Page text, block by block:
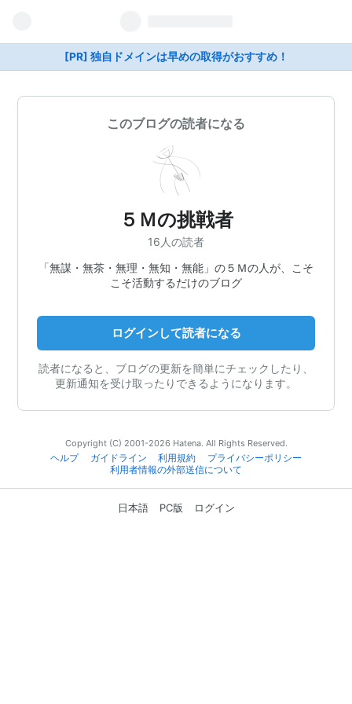
[PR] 独自ドメインは早めの取得がおすすめ！
このブログの読者になる
５Ｍの挑戦者
16人の読者
「無謀・無茶・無理・無知・無能」の５Ｍの人が、こそ
こそ活動するだけのブログ
ログインして読者になる
読者になると、ブログの更新を簡単にチェックしたり、
更新通知を受け取ったりできるようになります。
Copyright (C) 2001-2026 Hatena. All Rights Reserved.
ヘルプ
ガイドライン 利用規約
プライバシーポリシー
利用者情報の外部送信について
日本語 PC版 ログイン